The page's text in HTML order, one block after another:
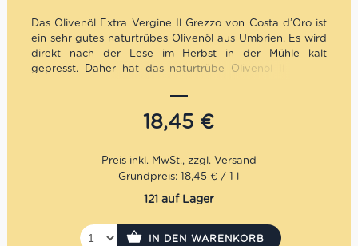
Das Olivenöl Extra Vergine Il Grezzo von Costa d’Oro ist
ein sehr gutes naturtrübes Olivenöl aus Umbrien. Es wird
direkt nach der Lese im Herbst in der Mühle kalt
gepresst. Daher hat das naturtrübe Olivenöl Il Grezzo
Geschmack. In unserem Sortiment findest Du es auch im
praktischen 1 Liter-Gebinde.
Mengenrabatt: erhalte beim Kauf von 3 nativen
18,45 €
Grundpreis: 18,45 € / 1 l
121 auf Lager
IN DEN WARENKORB